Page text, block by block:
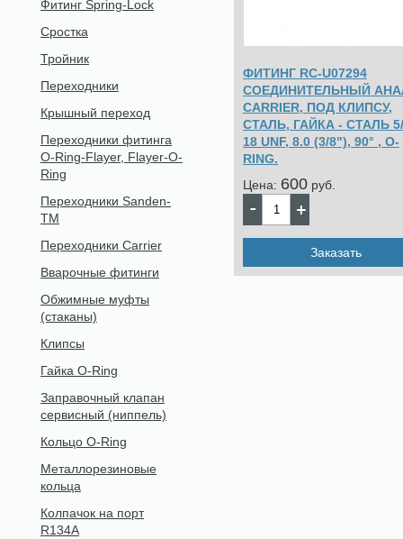
ФИТИНГ RC-U07294
СОЕДИНИТЕЛЬНЫЙ
CARRIER, ПОД КЛИПСУ,
СТАЛЬ, ГАЙКА - СТАЛЬ
18 UNF, 8.0 (3/8"), 90° , O-
RING.
Цена: 600 pуб.
Заказать
Фитинг Spring-Lock
Сростка
Тройник
Переходники
Крышный переход
Переходники фитинга
O-Ring-Flayer, Flayer-O-
Ring
Переходники Sanden-
TM
Переходники Carrier
Вварочные фитинги
Обжимные муфты
(стаканы)
Клипсы
Гайка O-Ring
Заправочный клапан
сервисный (ниппель)
Кольцо O-Ring
Металлорезиновые
кольца
Колпачок на порт
R134A